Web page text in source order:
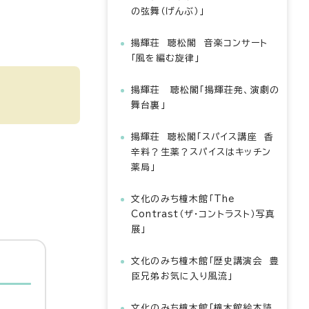
の弦舞（げんぶ）」
揚輝荘 聴松閣 音楽コンサート
「風を編む旋律」
揚輝荘 聴松閣「揚輝荘発、演劇の
舞台裏」
揚輝荘 聴松閣「スパイス講座 香
辛料？生薬？スパイスはキッチン
薬局」
文化のみち橦木館「The
Contrast（ザ・コントラスト）写真
展」
文化のみち橦木館「歴史講演会 豊
臣兄弟お気に入り風流」